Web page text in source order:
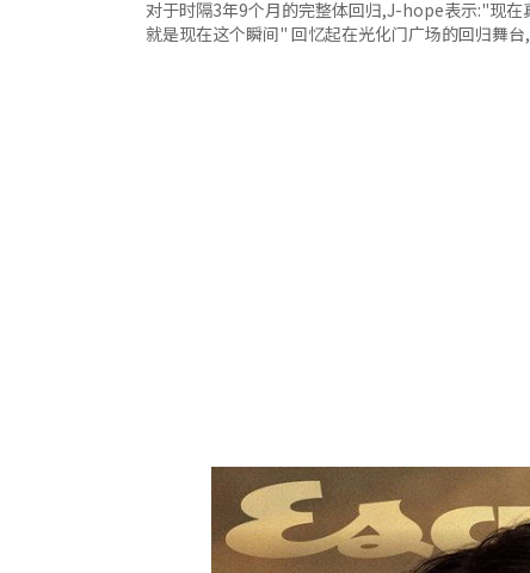
对于时隔3年9个月的完整体回归,J-hope表示:"现
就是现在这个瞬间" 回忆起在光化门广场的回归舞台